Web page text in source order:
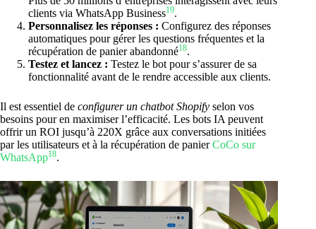
clients via WhatsApp Business19.
Personnalisez les réponses : Configurez des réponses
automatiques pour gérer les questions fréquentes et la
récupération de panier abandonné18.
Testez et lancez : Testez le bot pour s’assurer de sa
fonctionnalité avant de le rendre accessible aux clients.
Il est essentiel de configurer un chatbot Shopify selon vos
besoins pour en maximiser l’efficacité. Les bots IA peuvent
offrir un ROI jusqu’à 220X grâce aux conversations initiées
par les utilisateurs et à la récupération de panierCoCo sur
WhatsApp18.